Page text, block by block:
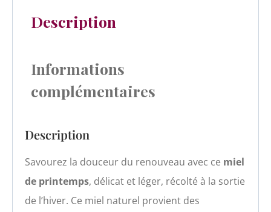
Description
Informations
complémentaires
Description
Savourez la douceur du renouveau avec ce miel
de printemps, délicat et léger, récolté à la sortie
de l’hiver. Ce miel naturel provient des